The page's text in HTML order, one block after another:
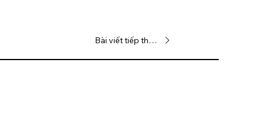
Bài viết tiếp theo